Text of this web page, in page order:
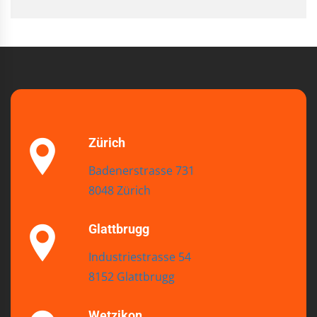
Zürich
Badenerstrasse 731
8048 Zürich
Glattbrugg
Industriestrasse 54
8152 Glattbrugg